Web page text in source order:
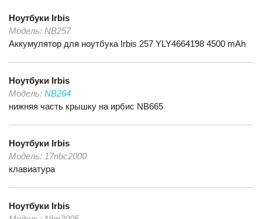
Ноутбуки Irbis
Модель: NB257
Аккумулятор для ноутбука Irbis 257 YLY4664198 4500 mAh
Ноутбуки Irbis
Модель: NB264
нижняя часть крышку на ирбис NB665
Ноутбуки Irbis
Модель: 17nbc2000
клавиатура
Ноутбуки Irbis